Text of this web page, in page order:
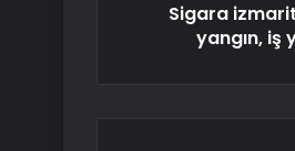
Sigara
yangın, iş